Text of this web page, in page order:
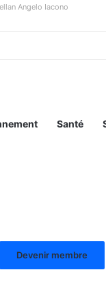
Angelo Iacono
Santé
Devenir membre